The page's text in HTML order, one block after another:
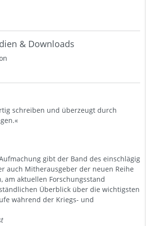
& Downloads
schreiben und überzeugt durch
gibt der Band des einschlägig
auch Mitherausgeber der neuen Reihe
am aktuellen Forschungsstand
Überblick über die wichtigsten
während der Kriegs- und